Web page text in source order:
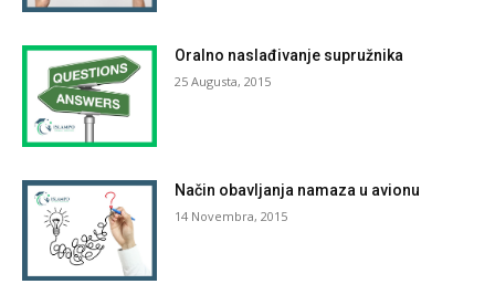
Oralno naslađivanje supružnika
25 Augusta, 2015
Način obavljanja namaza u avionu
14 Novembra, 2015